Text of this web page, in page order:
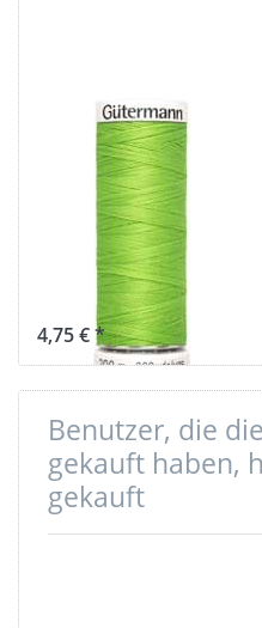
Gütermann
Garne -
Allesnäher
200m Spule -
Farbe: limone
4,75 € *
Benutzer, die
gekauft haben,
gekauft